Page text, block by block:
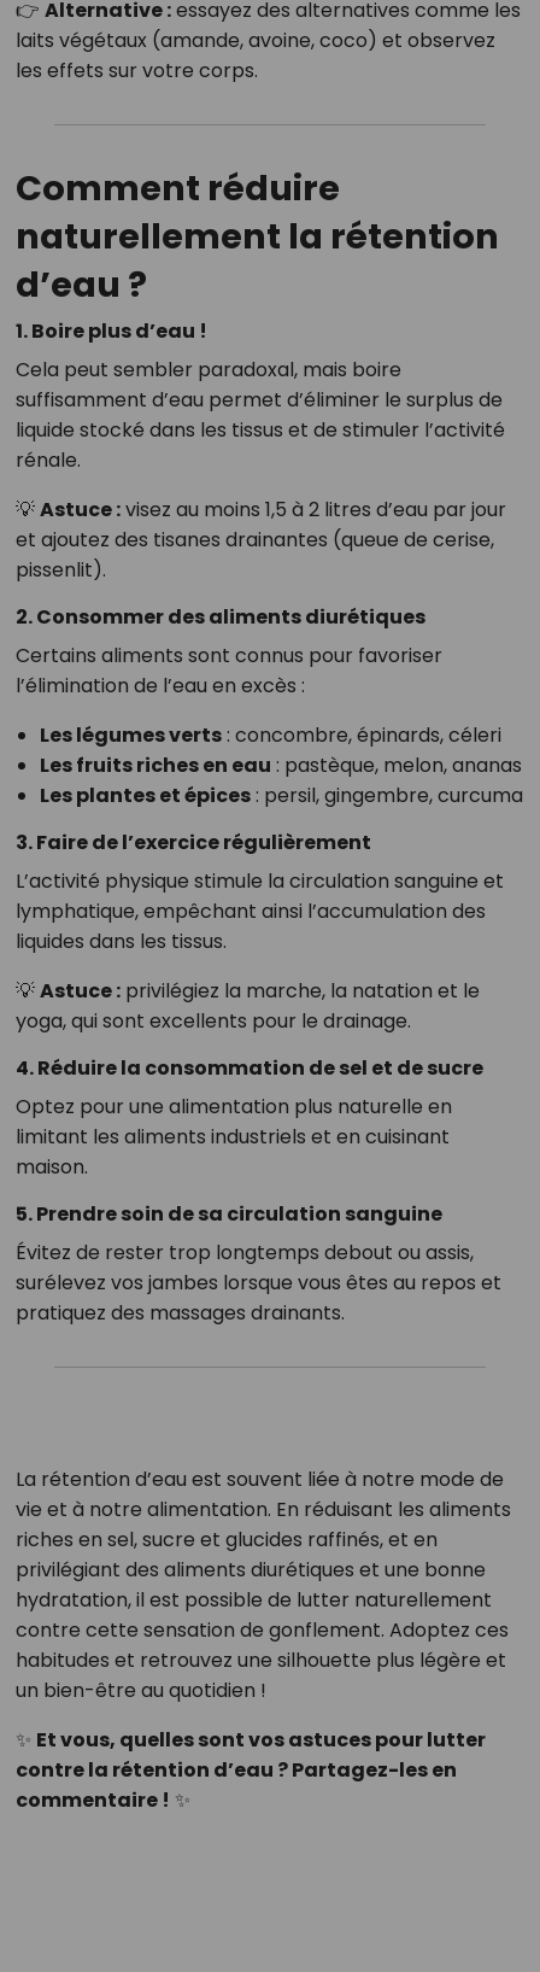
👉 Alternative :essayez des alternatives comme les
laits végétaux (amande, avoine, coco) et observez
les effets sur votre corps.
Comment réduire
naturellement la rétention
d’eau ?
1. Boire plus d’eau !
Cela peut sembler paradoxal, mais boire
suffisamment d’eau permet d’éliminer le surplus de
liquide stocké dans les tissus et de stimuler l’activité
rénale.
💡Astuce :visez au moins 1,5 à 2 litres d’eau par jour
et ajoutez des tisanes drainantes (queue de cerise,
pissenlit).
2. Consommer des aliments diurétiques
Certains aliments sont connus pour favoriser
l’élimination de l’eau en excès :
Les légumes verts: concombre, épinards, céleri
Les fruits riches en eau : pastèque, melon, ananas
Les plantes et épices: persil, gingembre, curcuma
3. Faire de l’exercice régulièrement
L’activité physique stimule la circulation sanguine et
lymphatique, empêchant ainsi l’accumulation des
liquides dans les tissus.
💡Astuce :privilégiez la marche, la natation et le
yoga, qui sont excellents pour le drainage.
4. Réduire la consommation de sel et de sucre
Optez pour une alimentation plus naturelle en
limitant les aliments industriels et en cuisinant
maison.
5. Prendre soin de sa circulation sanguine
Évitez de rester trop longtemps debout ou assis,
surélevez vos jambes lorsque vous êtes au repos et
pratiquez des massages drainants.
La rétention d’eau est souvent liée à notre mode de
vie et à notre alimentation. En réduisant les aliments
riches en sel, sucre et glucides raffinés, et en
privilégiant des aliments diurétiques et une bonne
hydratation, il est possible de lutter naturellement
contre cette sensation de gonflement. Adoptez ces
habitudes et retrouvez une silhouette plus légère et
un bien-être au quotidien !
✨ Et vous, quelles sont vos astuces pour lutter
contre la rétention d’eau ? Partagez-les en
commentaire ! ✨